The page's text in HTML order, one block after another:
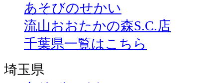
あそびのせかい
流山おおたかの森S.C.店
千葉県一覧はこちら
埼玉県